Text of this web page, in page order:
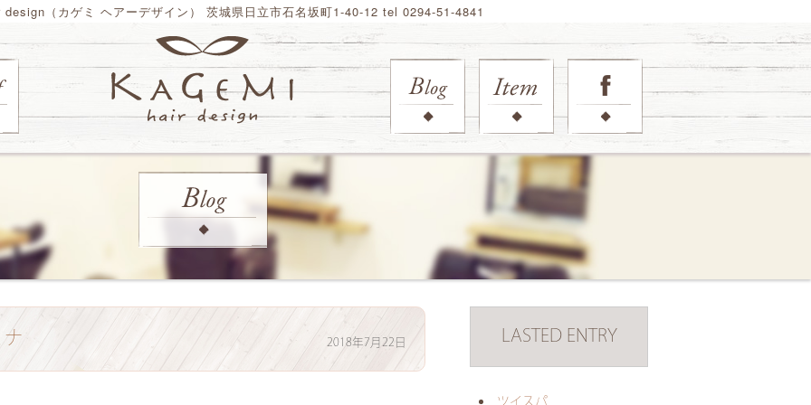
（カゲミ ヘアーデザイン） 茨城県日立市石名坂町1-40-12 tel 0294-51-4841
2018年7月22日 LASTED ENTRY